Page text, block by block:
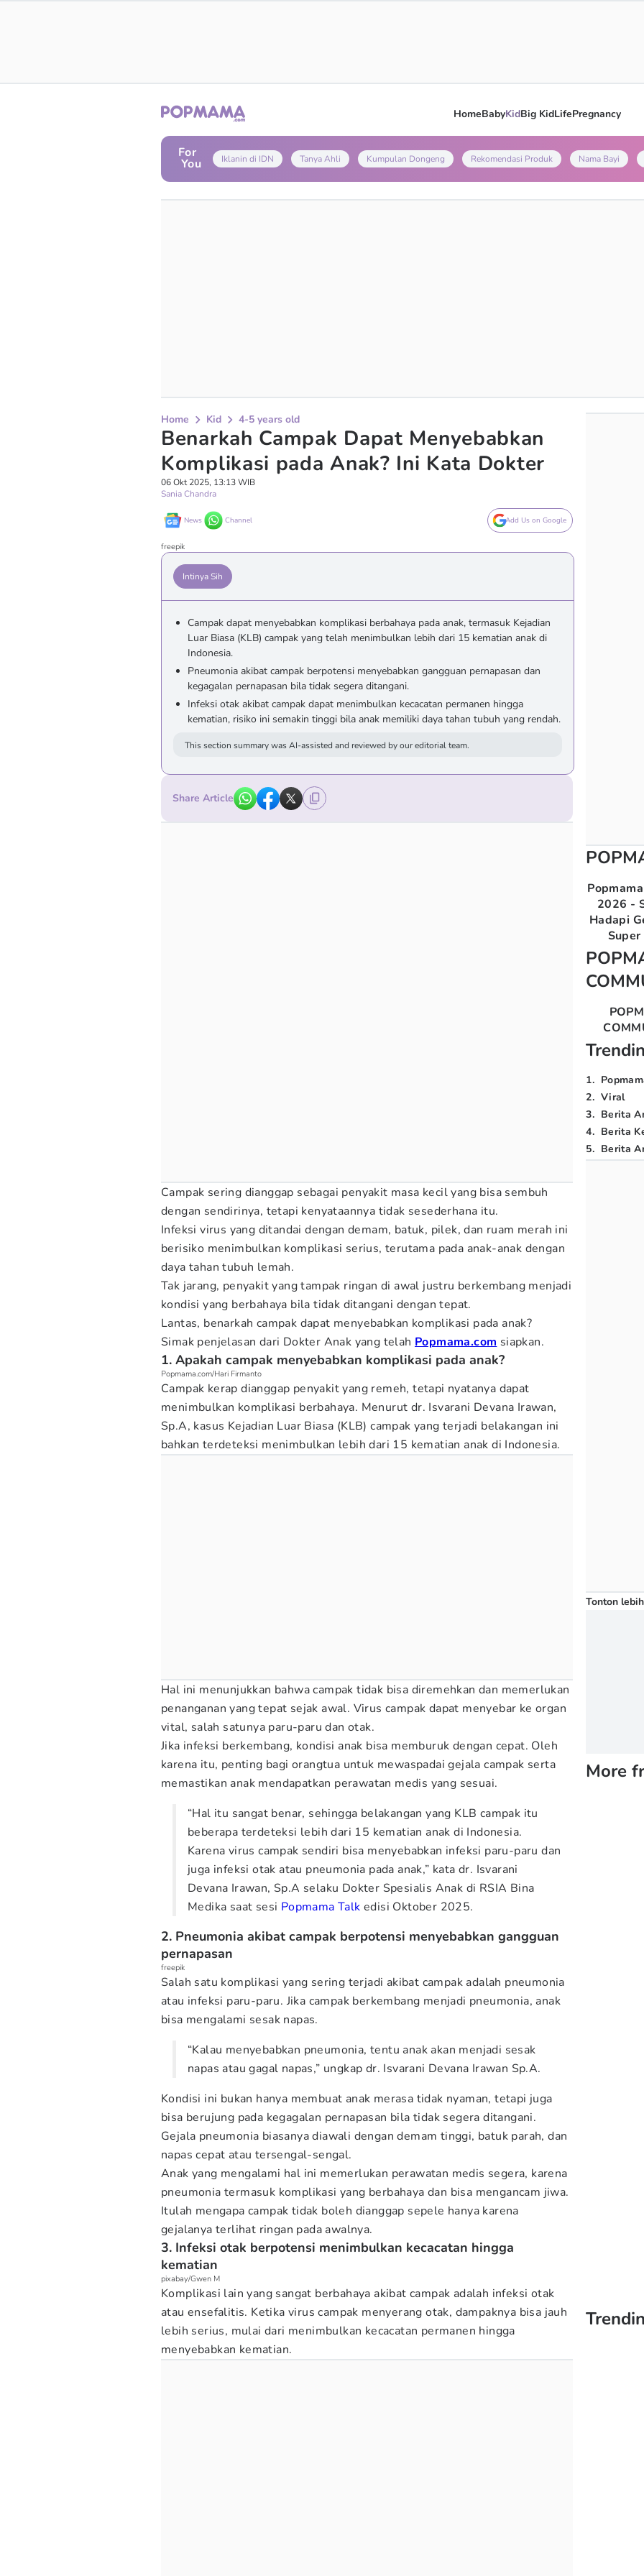
HomeBabyKidBig KidLifePregnancy
For
You Iklanin di IDN Tanya Ahli Kumpulan Dongeng Rekomendasi Produk Nama Bayi
Home Kid 4-5 years old
Benarkah Campak Dapat Menyebabkan
Komplikasi pada Anak? Ini Kata Dokter
06 Okt 2025, 13:13 WIB
Sania Chandra
News Channel Add Us on Google
freepik
Intinya Sih
Campak dapat menyebabkan komplikasi berbahaya pada anak, termasuk Kejadian
Luar Biasa (KLB) campak yang telah menimbulkan lebih dari 15 kematian anak di
Indonesia.
Pneumonia akibat campak berpotensi menyebabkan gangguan pernapasan dan
kegagalan pernapasan bila tidak segera ditangani.
Infeksi otak akibat campak dapat menimbulkan kecacatan permanen hingga
kematian, risiko ini semakin tinggi bila anak memiliki daya tahan tubuh yang rendah.
This section summary was AI-assisted and reviewed by our editorial team.
Share Article
Campak sering dianggap sebagai penyakit masa kecil yang bisa sembuh
dengan sendirinya, tetapi kenyataannya tidak sesederhana itu.
Infeksi virus yang ditandai dengan demam, batuk, pilek, dan ruam merah ini
berisiko menimbulkan komplikasi serius, terutama pada anak-anak dengan
daya tahan tubuh lemah.
Tak jarang, penyakit yang tampak ringan di awal justru berkembang menjadi
kondisi yang berbahaya bila tidak ditangani dengan tepat.
Lantas, benarkah campak dapat menyebabkan komplikasi pada anak?
Simak penjelasan dari Dokter Anak yang telah Popmama.com siapkan.
1. Apakah campak menyebabkan komplikasi pada anak?
Popmama.com/Hari Firmanto
Campak kerap dianggap penyakit yang remeh, tetapi nyatanya dapat
menimbulkan komplikasi berbahaya. Menurut dr. Isvarani Devana Irawan,
Sp.A, kasus Kejadian Luar Biasa (KLB) campak yang terjadi belakangan ini
bahkan terdeteksi menimbulkan lebih dari 15 kematian anak di Indonesia.
Hal ini menunjukkan bahwa campak tidak bisa diremehkan dan memerlukan
penanganan yang tepat sejak awal. Virus campak dapat menyebar ke organ
vital, salah satunya paru-paru dan otak.
Jika infeksi berkembang, kondisi anak bisa memburuk dengan cepat. Oleh
karena itu, penting bagi orangtua untuk mewaspadai gejala campak serta
memastikan anak mendapatkan perawatan medis yang sesuai.
“Hal itu sangat benar, sehingga belakangan yang KLB campak itu
beberapa terdeteksi lebih dari 15 kematian anak di Indonesia.
Karena virus campak sendiri bisa menyebabkan infeksi paru-paru dan
juga infeksi otak atau pneumonia pada anak,” kata dr. Isvarani
Devana Irawan, Sp.A selaku Dokter Spesialis Anak di RSIA Bina
Medika saat sesi Popmama Talk edisi Oktober 2025.
2. Pneumonia akibat campak berpotensi menyebabkan gangguan
pernapasan
freepik
Salah satu komplikasi yang sering terjadi akibat campak adalah pneumonia
atau infeksi paru-paru. Jika campak berkembang menjadi pneumonia, anak
bisa mengalami sesak napas.
“Kalau menyebabkan pneumonia, tentu anak akan menjadi sesak
napas atau gagal napas,” ungkap dr. Isvarani Devana Irawan Sp.A.
Kondisi ini bukan hanya membuat anak merasa tidak nyaman, tetapi juga
bisa berujung pada kegagalan pernapasan bila tidak segera ditangani.
Gejala pneumonia biasanya diawali dengan demam tinggi, batuk parah, dan
napas cepat atau tersengal-sengal.
Anak yang mengalami hal ini memerlukan perawatan medis segera, karena
pneumonia termasuk komplikasi yang berbahaya dan bisa mengancam jiwa.
Itulah mengapa campak tidak boleh dianggap sepele hanya karena
gejalanya terlihat ringan pada awalnya.
3. Infeksi otak berpotensi menimbulkan kecacatan hingga
kematian
pixabay/Gwen M
Komplikasi lain yang sangat berbahaya akibat campak adalah infeksi otak
atau ensefalitis. Ketika virus campak menyerang otak, dampaknya bisa jauh
lebih serius, mulai dari menimbulkan kecacatan permanen hingga
menyebabkan kematian.
2026 -
Hadapi
1.
2. Viral
3. Berita
4. Berita
5. Berita
Tonton
More